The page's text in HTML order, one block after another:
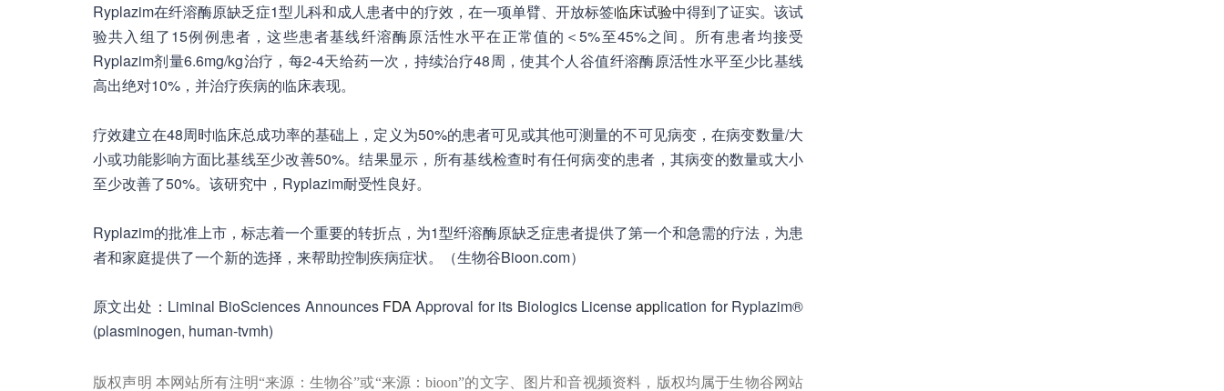
Ryplazim在纤溶酶原缺乏症1型儿科和成人患者中的疗效，在一项单臂、开放标签临床试验中得到了证实。该试
验共入组了15例例患者，这些患者基线纤溶酶原活性水平在正常值的＜5%至45%之间。所有患者均接受
Ryplazim剂量6.6mg/kg治疗，每2-4天给药一次，持续治疗48周，使其个人谷值纤溶酶原活性水平至少比基线
高出绝对10%，并治疗疾病的临床表现。
疗效建立在48周时临床总成功率的基础上，定义为50%的患者可见或其他可测量的不可见病变，在病变数量/大
小或功能影响方面比基线至少改善50%。结果显示，所有基线检查时有任何病变的患者，其病变的数量或大小
至少改善了50%。该研究中，Ryplazim耐受性良好。
Ryplazim的批准上市，标志着一个重要的转折点，为1型纤溶酶原缺乏症患者提供了第一个和急需的疗法，为患
者和家庭提供了一个新的选择，来帮助控制疾病症状。（生物谷Bioon.com）
原文出处：Liminal BioSciences Announces FDAApproval for its Biologics Licenseapplication for Ryplazim®
(plasminogen, human-tvmh)
版权声明 本网站所有注明“来源：生物谷”或“来源：bioon”的文字、图片和音视频资料，版权均属于生物谷网站